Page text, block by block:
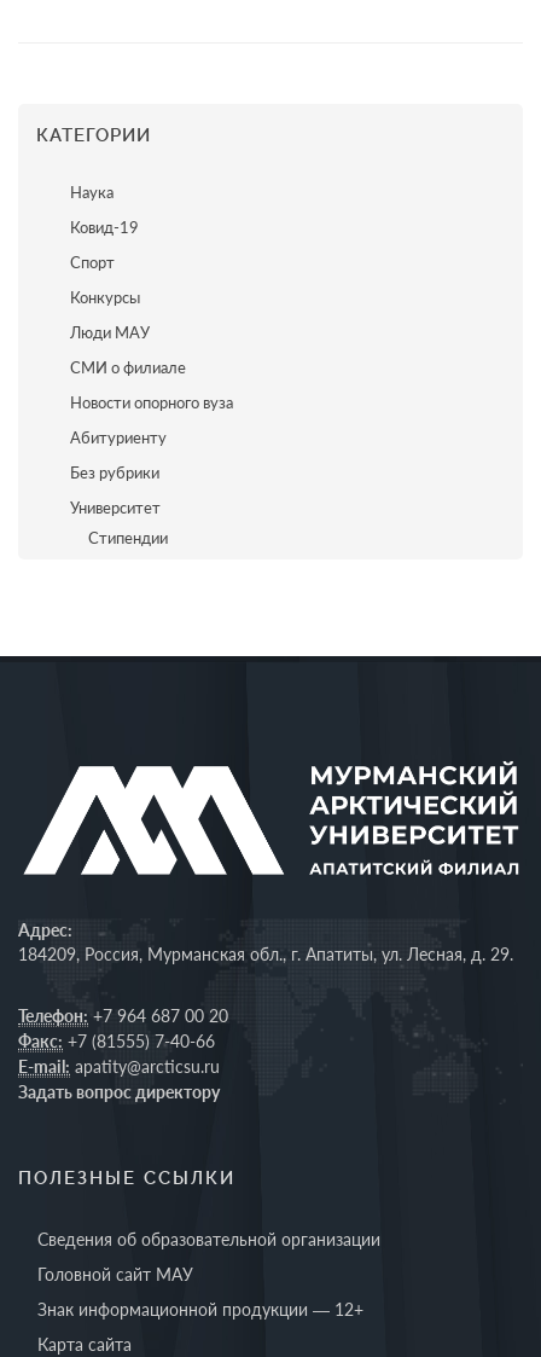
КАТЕГОРИИ
Наука
Ковид-19
Спорт
Конкурсы
Люди МАУ
СМИ о филиале
Новости опорного вуза
Абитуриенту
Без рубрики
Университет
Стипендии
Адрес:
184209, Россия, Мурманская обл., г. Апатиты, ул. Лесная, д. 29.
Телефон: +7 964 687 00 20
Факс: +7 (81555) 7-40-66
E-mail: apatity@arcticsu.ru
Задать вопрос директору
ПОЛЕЗНЫЕ ССЫЛКИ
Сведения об образовательной организации
Головной сайт МАУ
Знак информационной продукции — 12+
Карта сайта